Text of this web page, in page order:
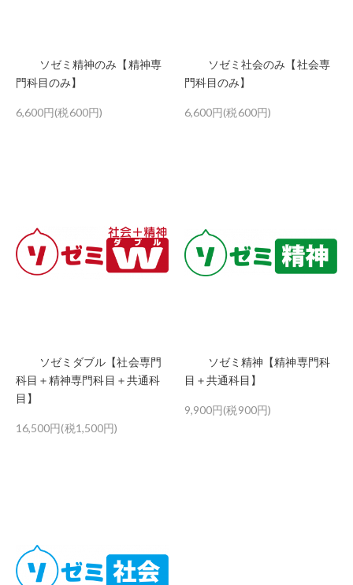
ソゼミ精神のみ【精神専
門科目のみ】
6,600円(税600円)
ソゼミ社会のみ【社会専
門科目のみ】
6,600円(税600円)
ソゼミダブル【社会専門
科目＋精神専門科目＋共通科
目】
16,500円(税1,500円)
ソゼミ精神【精神専門科
目＋共通科目】
9,900円(税900円)